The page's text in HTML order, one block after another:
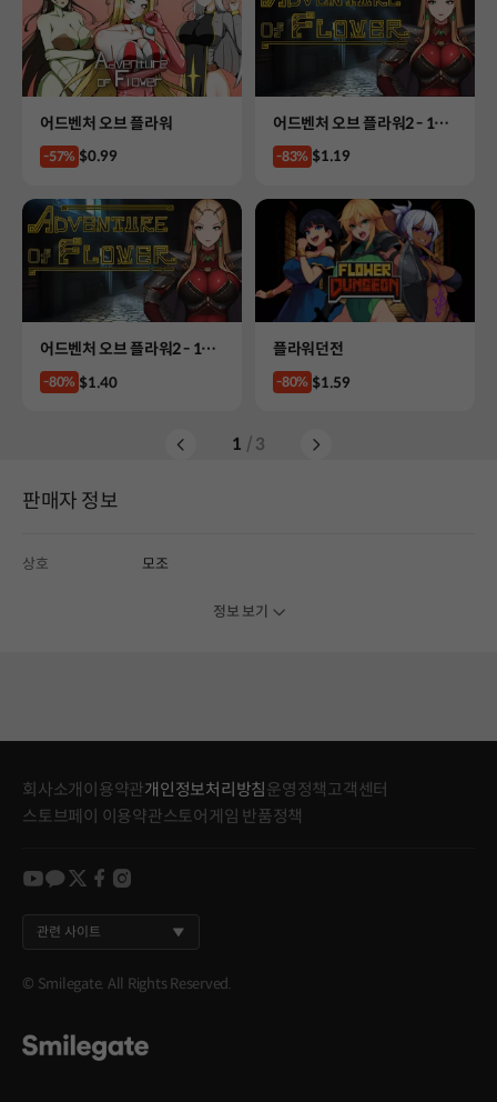
Product
어드벤처 오브 플라워
-57% Price
$0.99
Product
어드벤처 오브 플라워2 - 15세
이용가
-83% Price
$1.19
Product
어드벤처 오브 플라워2 - 19세
이용가
-80% Price
$1.40
Product
플라워던전
-80% Price
$1.59
1 / 3
판매자 정보
상호 모조
정보 보기
회사소개 이용약관개인정보처리방침 운영정책고객센터
스토브페이 이용약관스토어게임 반품정책
youtube
kakao
twitter
facebook
instagram
관련 사이트
© Smilegate. All Rights Reserved.